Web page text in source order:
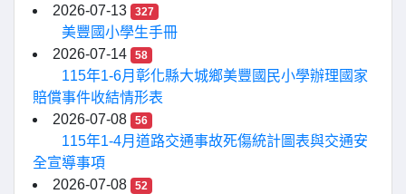
2026-07-13 327
美豐國小學生手冊
2026-07-14
58
115年1-6月彰化縣大城鄉美豐國民小學辦理國家
賠償事件收結情形表
2026-07-08
56
115年1-4月道路交通事故死傷統計圖表與交通安
全宣導事項
2026-07-08
52